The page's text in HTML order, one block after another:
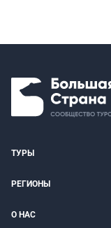
ТУРЫ
РЕГИОНЫ
О НАС